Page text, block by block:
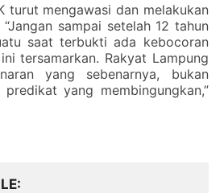
turut mengawasi dan melakukan
sampai setelah 12 tahun
saat terbukti ada kebocoran
tersamarkan. Rakyat Lampung
yang sebenarnya, bukan
yang membingungkan,”